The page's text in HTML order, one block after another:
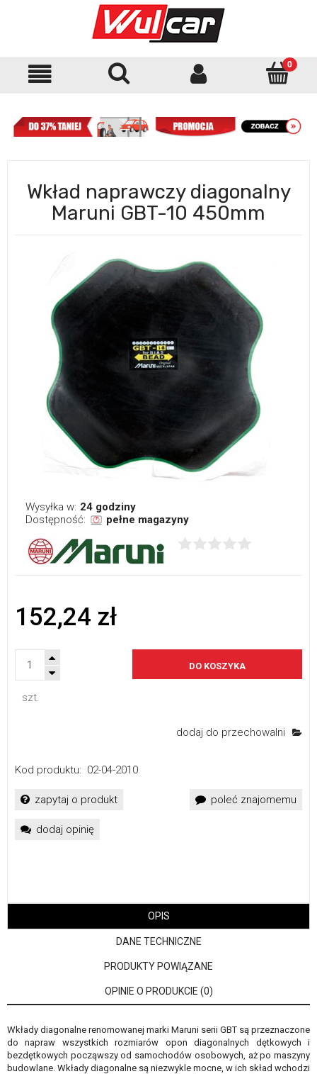
Wkład naprawczy diagonalny
Maruni GBT-10 450mm
Wysyłka w: 24 godziny
Dostępność:
pełne magazyny
152,24 zł
szt.
DO KOSZYKA
dodaj do przechowalni
Kod produktu: 02-04-2010
zapytaj o produkt poleć znajomemu
dodaj opinię
OPIS
DANE TECHNICZNE
PRODUKTY POWIĄZANE
OPINIE O PRODUKCIE (0)
Wkłady diagonalne renomowanej marki Maruni serii GBT są przeznaczone
do napraw wszystkich rozmiarów opon diagonalnych dętkowych i
bezdętkowych począwszy od samochodów osobowych, aż po maszyny
budowlane . Wkłady diagonalne są niezwykle mocne, w ich skład wchodzi